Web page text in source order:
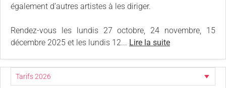
également d’autres artistes à les diriger.
Rendez-vous les lundis 27 octobre, 24 novembre, 15
décembre 2025 et les lundis 12... Lire la suite